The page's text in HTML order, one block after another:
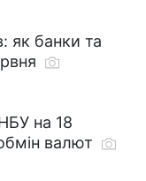
як банки та
на 18
валют